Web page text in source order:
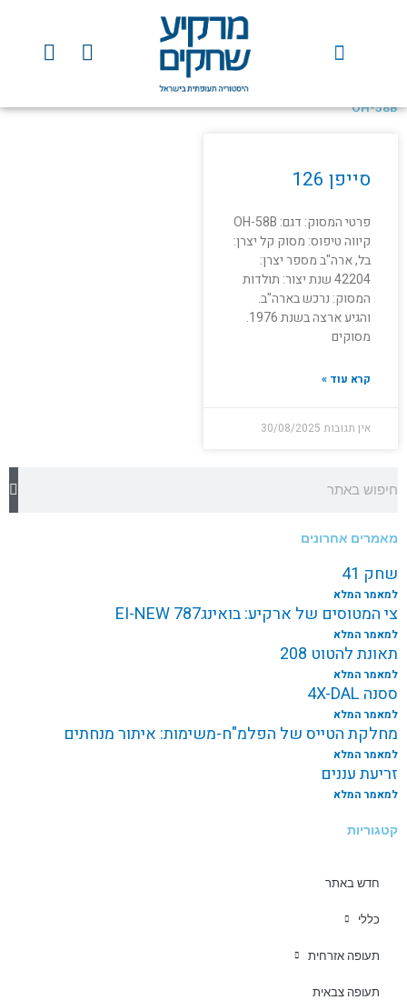
F
a
e
Y
o
t OH-58B
סייפן 126
פרטי המסוק: דגם: OH-58B
קיווה טיפוס: מסוק קל יצרן:
בל, ארה"ב מספר יצרן:
42204 שנת יצור: תולדות
המסוק: נרכש בארה"ב.
והגיע ארצה בשנת 1976.
מסוקים
קרא עוד »
אין תגובות 30/08/2025
מאמרים אחרונים
שחק 41
למאמר המלא
צי המטוסים של ארקיע: בואינג787 EI-NEW
למאמר המלא
תאונת להטוט 208
למאמר המלא
ססנה 4X-DAL
למאמר המלא
מחלקת הטייס של הפלמ"ח-משימות: איתור מנחתים
למאמר המלא
זריעת עננים
למאמר המלא
קטגוריות
חדש באתר
כללי
תעופה אזרחית
תעופה צבאית